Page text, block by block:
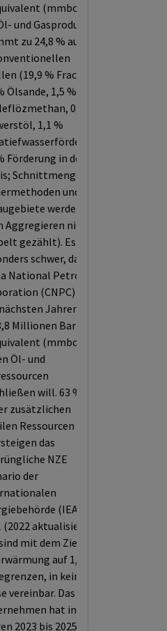
(mmboe).
und Gasproduktion
zu 24,8 % aus
(19,9 % Fracking,
Ölsande, 1,5 %
0,7 %
1,1 %
Förderung in der
Schnittmengen der
und -
werden
Aggregieren nicht
gezählt). Es wiegt
schwer, dass
National Petroleum
(CNPC) in
Jahren
Millionen Barrel
(mmboe) an
Öl- und
will. 63 %
zusätzlichen
Ressourcen
das
NZE
der
(IEA) von
(2022 aktualisiert)
mit dem Ziel, die
auf 1,5° C
in keiner
vereinbar. Das
hat in den
2023 bis 2025